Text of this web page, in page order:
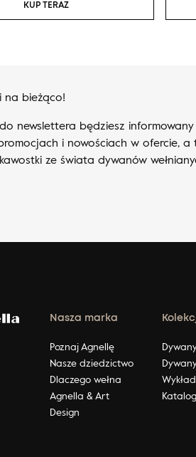
KUP TERAZ
na bieżąco!
newslettera będziesz
i nowościach w ofercie, a
ze świata dywanów
Nasza marka
Poznaj Agnellę
Nasze dziedzictwo
Dlaczego wełna
Agnella & Art
Design
Katalog